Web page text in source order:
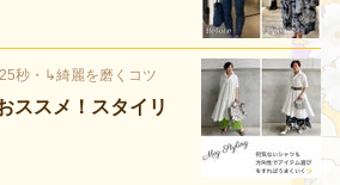
秒 ・ ↳綺麗を磨くコツ
ススメ！スタイリ